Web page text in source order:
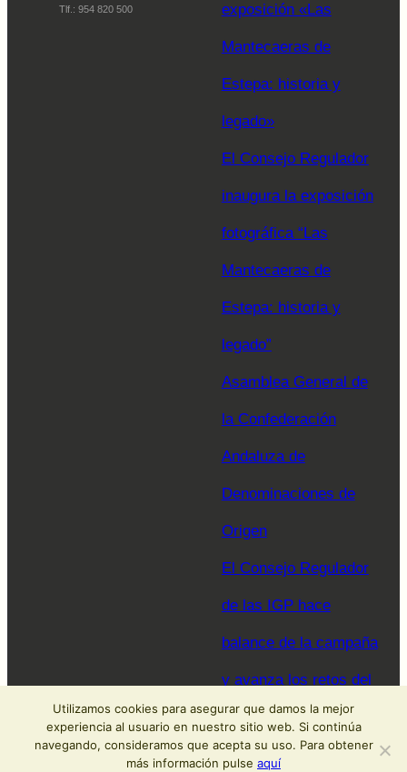
Tlf.: 954 820 500
exposición «Las
Mantecaeras de
Estepa: historia y
legado»
El Consejo Regulador
inaugura la exposición
fotográfica “Las
Mantecaeras de
Estepa: historia y
legado”
Asamblea General de
la Confederación
Andaluza de
Denominaciones de
Origen
El Consejo Regulador
de las IGP hace
balance de la campaña
y avanza los retos del
sector para 2026
Utilizamos cookies para asegurar que damos la mejor
experiencia al usuario en nuestro sitio web. Si continúa
navegando, consideramos que acepta su uso. Para obtener
más información pulse aquí